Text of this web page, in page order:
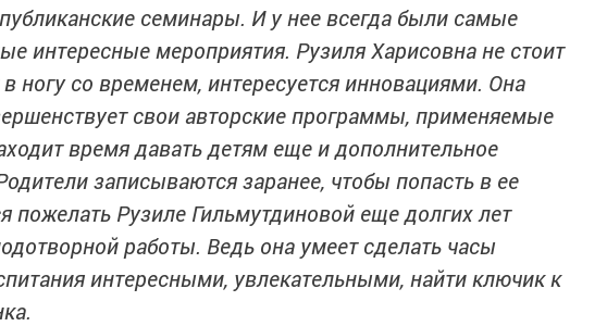
семинары. И у нее всегда были самые
интересные мероприятия. Рузиля Харисовна не стоит
ногу со временем, интересуется инновациями. Она
свои авторские программы, применяемые
время давать детям еще и дополнительное
записываются заранее, чтобы попасть в ее
пожелать Рузиле Гильмутдиновой еще долгих лет
работы. Ведь она умеет сделать часы
интересными, увлекательными, найти ключик к